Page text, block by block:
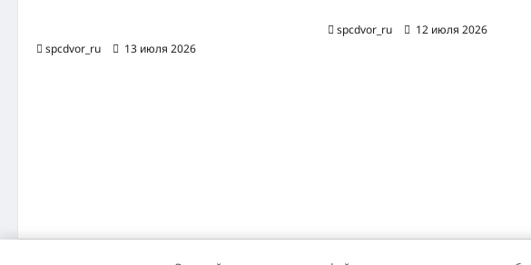
spcdvor_ru
13 июля 2026
spcdvor_ru
12 июля 2026